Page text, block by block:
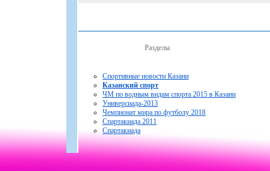
Разделы
Спортивные новости Казани
Казанский спорт
ЧМ по водным видам спорта 2015 в Казани
Универсиада-2013
Чемпионат мира по футболу 2018
Спартакиада 2011
Спартакиада